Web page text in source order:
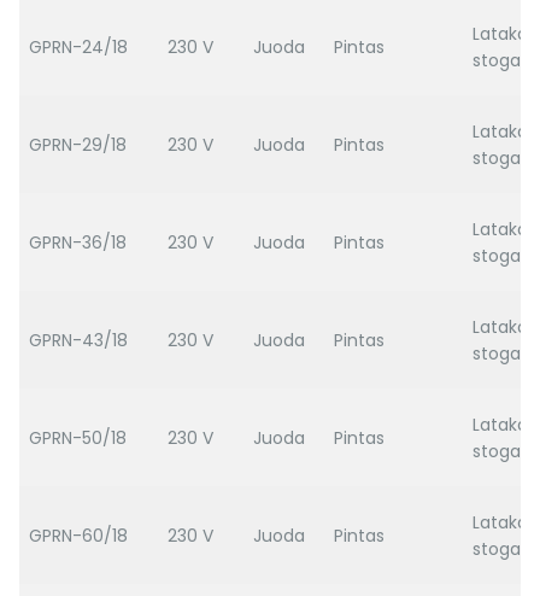
GPRN-24/18 230 V Juoda Pintas
stogas
GPRN-29/18 230 V Juoda Pintas
stogas
GPRN-36/18 230 V Juoda Pintas
stogas
GPRN-43/18 230 V Juoda Pintas
stogas
GPRN-50/18 230 V Juoda Pintas
stogas
GPRN-60/18 230 V Juoda Pintas
stogas